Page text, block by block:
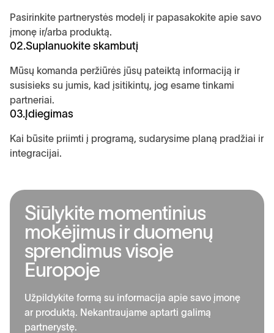
Pasirinkite partnerystės modelį ir papasakokite apie savo
įmonę ir/arba produktą.
02.Suplanuokite skambutį
Mūsų komanda peržiūrės jūsų pateiktą informaciją ir
susisieks su jumis, kad įsitikintų, jog esame tinkami
partneriai.
03. Įdiegimas
Kai būsite priimti į programą, sudarysime planą pradžiai ir
integracijai.
Siūlykite momentinius
mokėjimus ir duomenų
sprendimus visoje
Europoje
Užpildykite formą su informacija apie savo įmonę
ar produktą. Nekantraujame aptarti galimą
partnerystę.